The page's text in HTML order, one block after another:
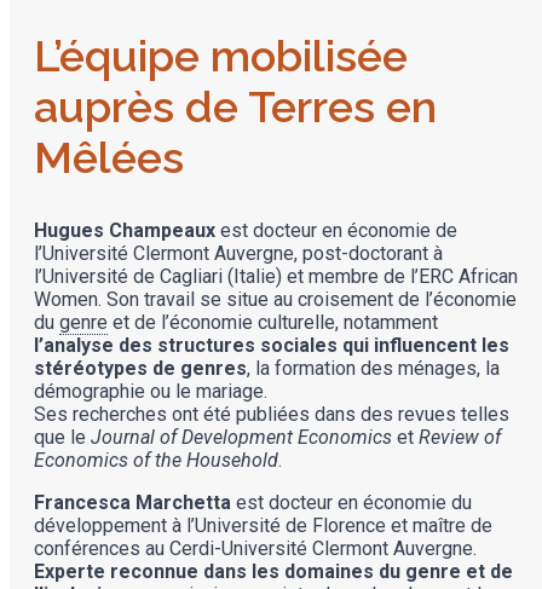
L’équipe mobilisée
auprès de Terres en
Mêlées
Hugues Champeaux est docteur en économie de
l’Université Clermont Auvergne, post-doctorant à
l’Université de Cagliari (Italie) et membre de l’ERC African
Women. Son travail se situe au croisement de l’économie
du genre et de l’économie culturelle, notamment
l’analyse des structures sociales qui influencent les
stéréotypes de genres, la formation des ménages, la
démographie ou le mariage.
Ses recherches ont été publiées dans des revues telles
que le Journal of Development Economics et Review of
Economics of the Household.
Francesca Marchetta est docteur en économie du
développement à l’Université de Florence et maître de
conférences au Cerdi-Université Clermont Auvergne.
Experte reconnue dans les domaines du genre et de